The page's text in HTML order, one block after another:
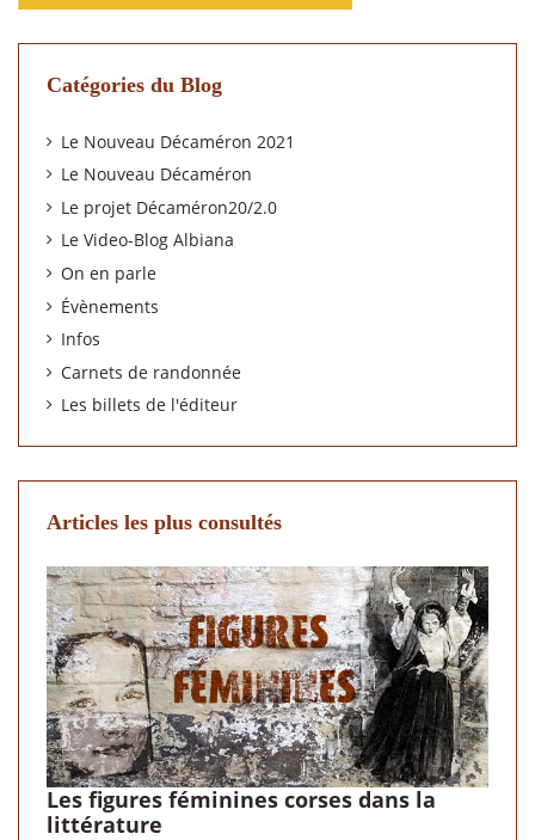
Catégories du Blog
Le Nouveau Décaméron 2021
Le Nouveau Décaméron
Le projet Décaméron20/2.0
Le Video-Blog Albiana
On en parle
Évènements
Infos
Carnets de randonnée
Les billets de l'éditeur
Articles les plus consultés
Les figures féminines corses dans la
littérature